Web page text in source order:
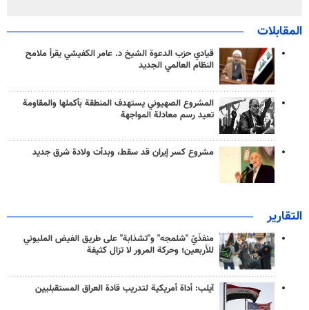
المقابلات
قيادي حزب الدعوة الشيخ د. عامر الكفيشي يقرأ ملامح
النظام العالمي الجديد
المشروع الصهيوني يستهدف المنطقة بأكملها والمقاومة
تعيد رسم معادلة المواجهة
مشروع كسر إيران قد سقط، وبدأت ولادة شرق جديد
التقارير
منفذَيّ "شلمجه" و"تشذابة" على طريق الفيض المليوني
للأربعين؛ وحركة المرور لا تزال كثيفة
آيلب: أداة أمريكية لتدريب قادة العراق المستقبليين